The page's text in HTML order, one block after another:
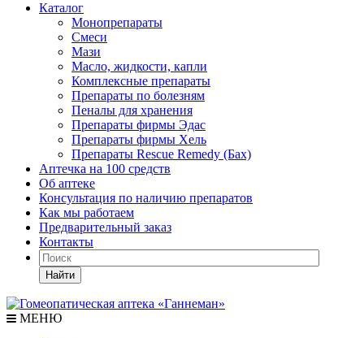
Каталог
Монопрепараты
Смеси
Мази
Масло, жидкости, капли
Комплексные препараты
Препараты по болезням
Пеналы для хранения
Препараты фирмы Эдас
Препараты фирмы Хель
Препараты Rescue Remedy (Бах)
Аптечка на 100 средств
Об аптеке
Консультация по наличию препаратов
Как мы работаем
Предварительный заказ
Контакты
Найти
МЕНЮ